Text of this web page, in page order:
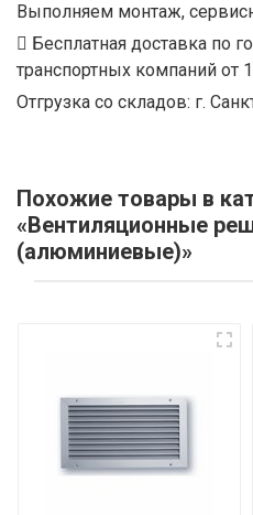
Выполняем монтаж,
Бесплатная доставка по
транспортных компаний от
Отгрузка со складов: г.
Похожие товары в
«Вентиляционные
(алюминиевые)»